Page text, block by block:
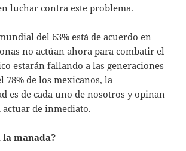
luchar contra este problema.
del 63% está de acuerdo en
no actúan ahora para combatir el
estarán fallando a las generaciones
78% de los mexicanos, la
es de cada uno de nosotros y opinan
actuar de inmediato.
manada?